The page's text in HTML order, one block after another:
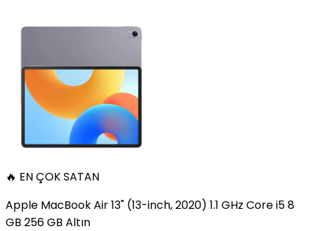
🔥 EN ÇOK SATAN
Apple MacBook Air 13" (13-inch, 2020) 1.1 GHz Core i5 8
GB 256 GB Altın